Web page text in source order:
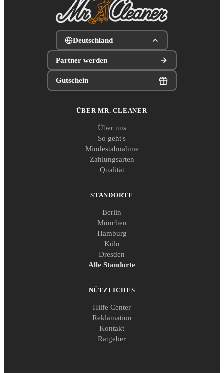
Deutschland
Partner werden
Gutschein
ÜBER MR. CLEANER
Über uns
So geht's
Mindestabnahme
Zahlungsarten
Qualität
STANDORTE
Berlin
München
Hamburg
Köln
Dresden
Alle Standorte
NÜTZLICHES
Hilfe Center
Reklamation
Kontakt
Ratgeber